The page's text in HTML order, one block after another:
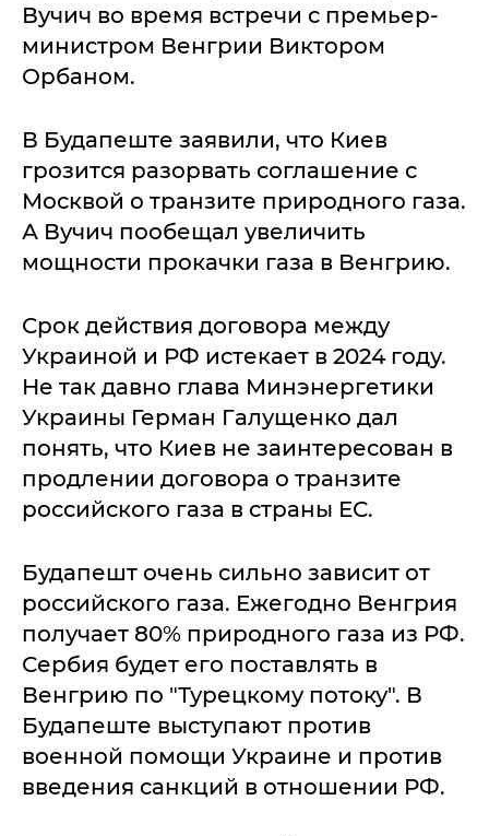
Вучич во время встречи с премьер-
министром Венгрии Виктором
Орбаном.
В Будапеште заявили, что Киев
грозится разорвать соглашение с
Москвой о транзите природного газа.
А Вучич пообещал увеличить
мощности прокачки газа в Венгрию.
Срок действия договора между
Украиной и РФ истекает в 2024 году.
Не так давно глава Минэнергетики
Украины Герман Галущенко дал
понять, что Киев не заинтересован в
продлении договора о транзите
российского газа в страны ЕС.
Будапешт очень сильно зависит от
российского газа. Ежегодно Венгрия
получает 80% природного газа из РФ.
Сербия будет его поставлять в
Венгрию по "Турецкому потоку". В
Будапеште выступают против
военной помощи Украине и против
введения санкций в отношении РФ.